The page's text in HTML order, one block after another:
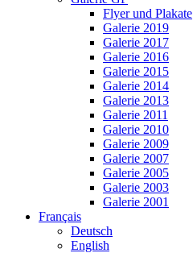
Flyer und Plakate
Galerie 2019
Galerie 2017
Galerie 2016
Galerie 2015
Galerie 2014
Galerie 2013
Galerie 2011
Galerie 2010
Galerie 2009
Galerie 2007
Galerie 2005
Galerie 2003
Galerie 2001
Français
Deutsch
English